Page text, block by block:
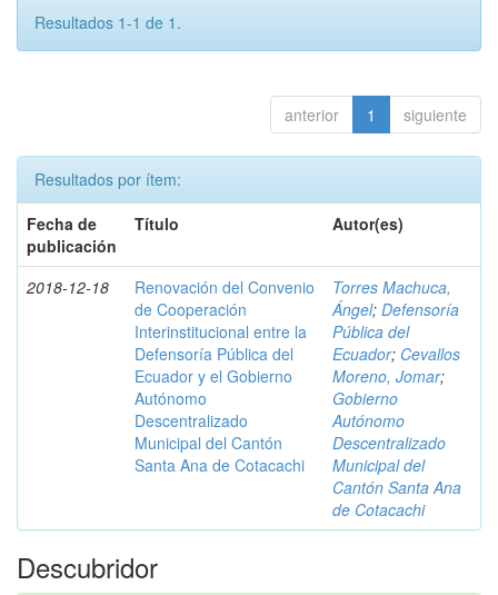
Resultados 1-1 de 1.
anterior 1 siguiente
Resultados por ítem:
Fecha de
publicación
Título Autor(es)
2018-12-18
Renovación del Convenio
de Cooperación
Interinstitucional entre la
Defensoría Pública del
Ecuador y el Gobierno
Autónomo
Descentralizado
Municipal del Cantón
Santa Ana de Cotacachi
Torres Machuca,
Ángel; Defensoría
Pública del
Ecuador; Cevallos
Moreno, Jomar;
Gobierno
Autónomo
Descentralizado
Municipal del
Cantón Santa Ana
de Cotacachi
Descubridor